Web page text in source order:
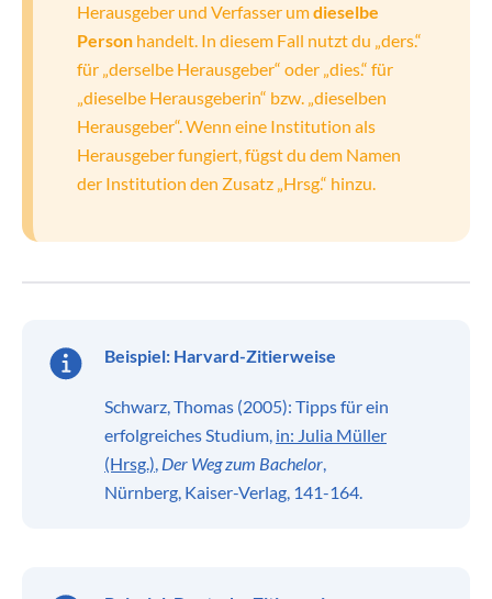
Herausgeber und Verfasser umdieselbe
Person handelt. In diesem Fall nutzt du „ders.“
für „derselbe Herausgeber“ oder „dies.“ für
„dieselbe Herausgeberin“ bzw. „dieselben
Herausgeber“. Wenn eine Institution als
Herausgeber fungiert, fügst du dem Namen
der Institution den Zusatz „Hrsg.“ hinzu.
Beispiel: Harvard-Zitierweise
Schwarz, Thomas (2005): Tipps für ein
erfolgreiches Studium, in: Julia Müller
(Hrsg.), Der Weg zum Bachelor,
Nürnberg, Kaiser-Verlag, 141-164.